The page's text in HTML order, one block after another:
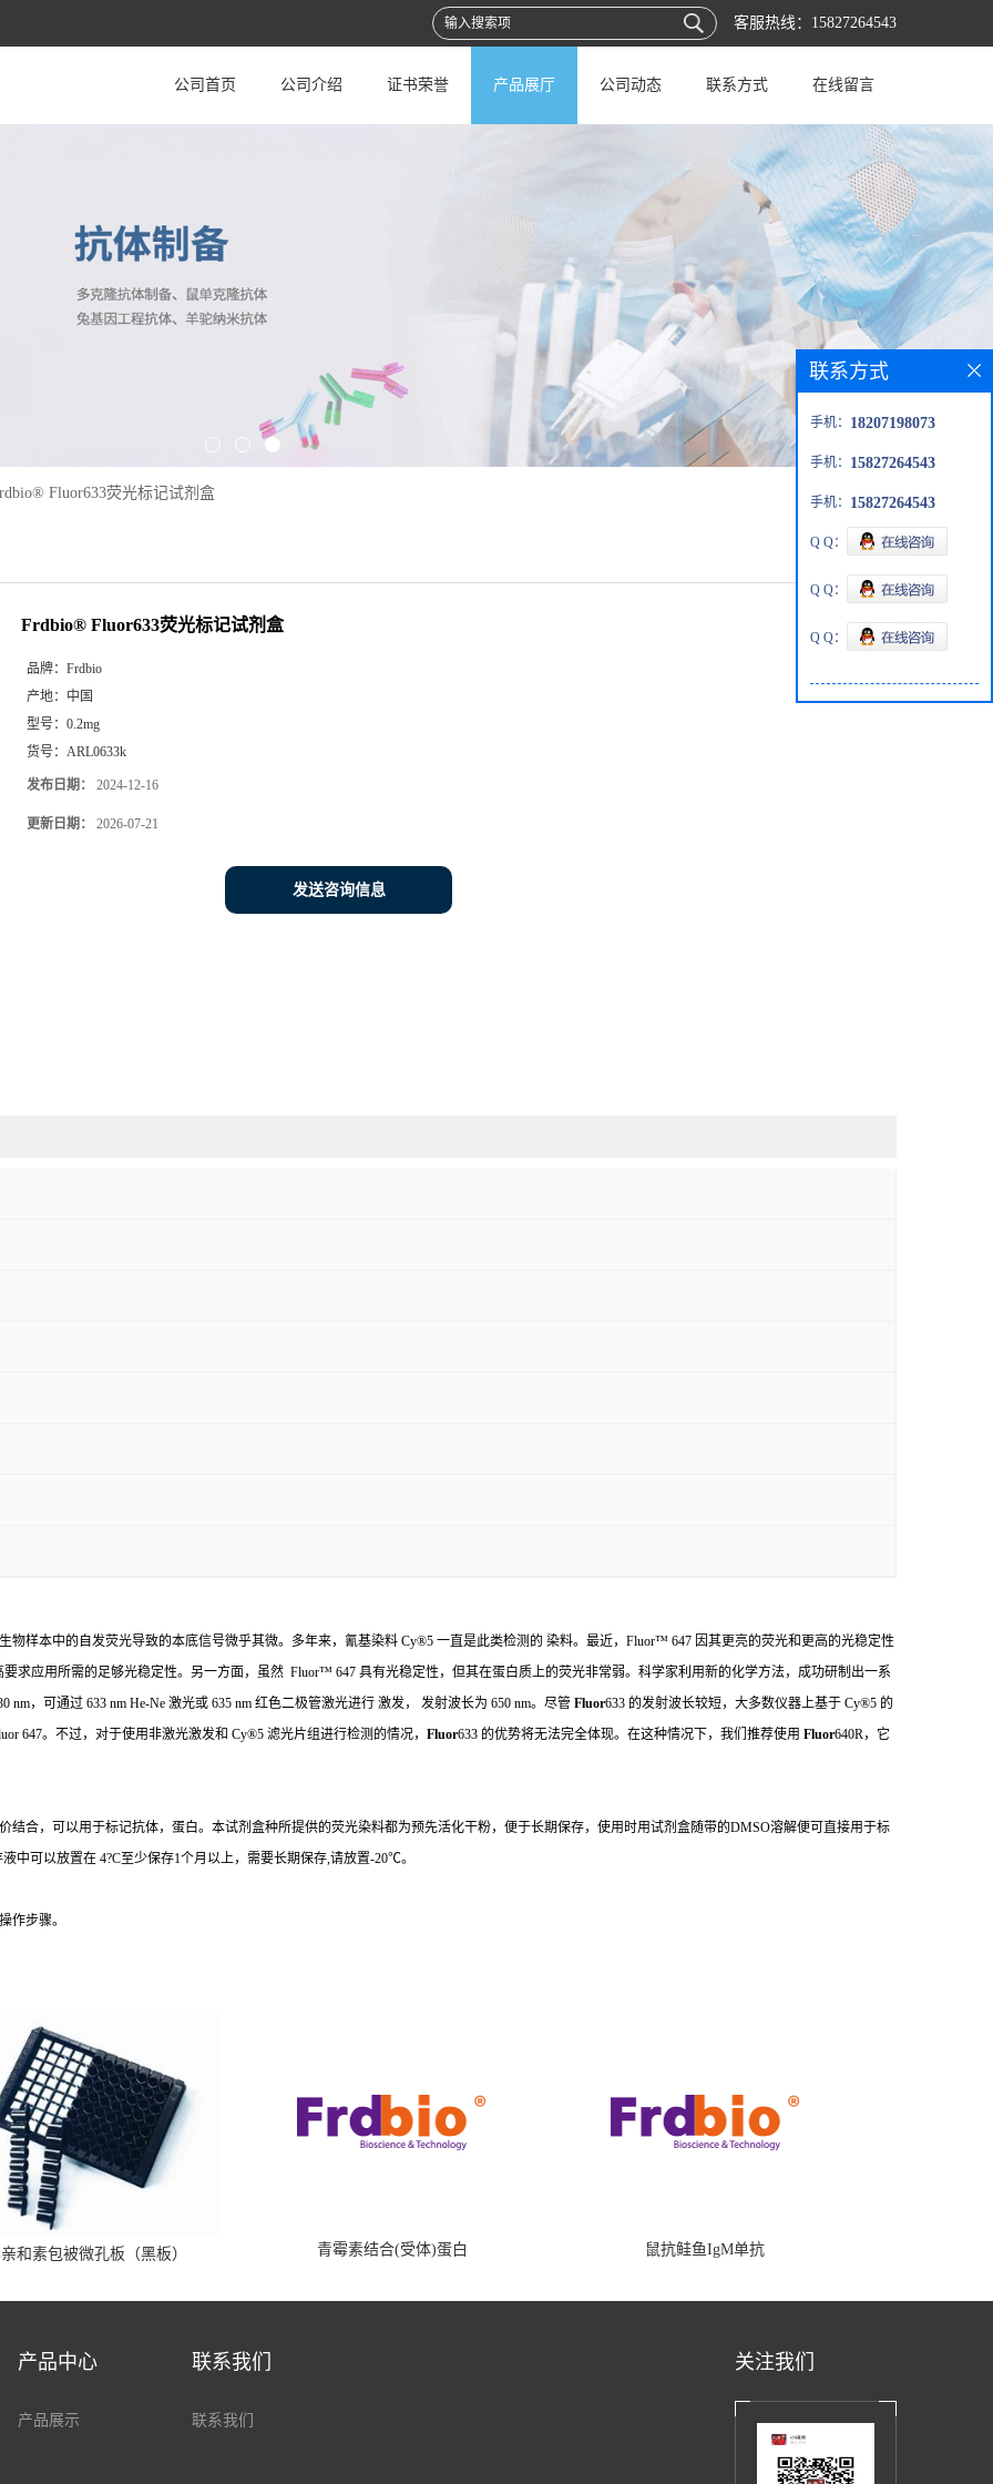
客服热线： 15827264543
公司首页 公司介绍 证书荣誉 产品展厅 公司动态 联系方式 在线留言
Fluor633荧光标记试剂盒
Frdbio® Fluor633荧光标记试剂盒
品牌： Frdbio
产地： 中国
型号： 0.2mg
货号： ARL0633k
发布日期： 2024-12-16
更新日期： 2026-07-21
发送咨询信息
物样本中的自发荧光导致的本底信号微乎其微。多年来，氰基染料 Cy®5 一直是此类检测的 染料。最近， Fluor™ 647 因其更亮的荧光和更高的光稳定性
要求应用所需的足够光稳定性。另一方面，虽然 Fluor™ 647 具有光稳定性，但其在蛋白质上的荧光非常弱。科学家利用新的化学方法，成功研制出一系
nm，可通过 633 nm He-Ne 激光或 635 nm 红色二极管激光进行 激发， 发射波长为 650 nm。尽管 Fluor633 的发射波长较短，大多数仪器上基于 Cy®5 的
647。不过，对于使用非激光激发和 Cy®5 滤光片组进行检测的情况， Fluor633 的优势将无法完全体现。在这种情况下，我们推荐使用 Fluor640R，它
结合，可以用于标记抗体，蛋白。本试剂盒种所提供的荧光染料都为预先活化干粉，便于长期保存，使用时用试剂盒随带的DMSO溶解便可直接用于标
中可以放置在 4?C至少保存1个月以上，需要长期保存,请放置-20℃。
作步骤。
和素包被微孔板（黑板） 青霉素结合(受体)蛋白 鼠抗鲑鱼IgM单抗
联系方式
手机： 18207198073
手机： 15827264543
手机： 15827264543
Q Q：
Q Q：
Q Q：
产品中心
产品展示
联系我们
联系我们
关注我们